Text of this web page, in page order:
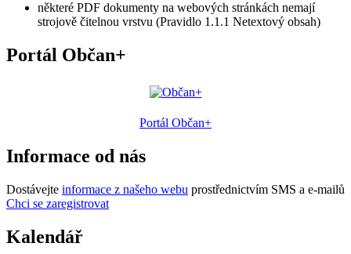
některé PDF dokumenty na webových stránkách nemají
strojově čitelnou vrstvu (Pravidlo 1.1.1 Netextový obsah)
Portál Občan+
Portál Občan+
Informace od nás
Dostávejte informace z našeho webu prostřednictvím SMS a e-mailů
Chci se zaregistrovat
Kalendář